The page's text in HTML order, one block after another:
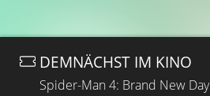
DEMNÄCHST IM KINO
Spider-Man 4: Brand New Day